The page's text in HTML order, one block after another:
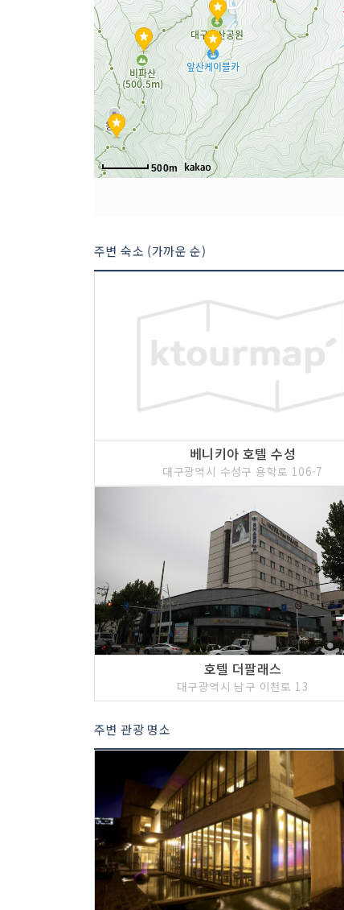
500m
주변 숙소 (가까운 순)
베니키아 호텔 수성
대구광역시 수성구 용학로 106-7
호텔 더팔래스
대구광역시 남구 이천로 13
주변 관광 명소